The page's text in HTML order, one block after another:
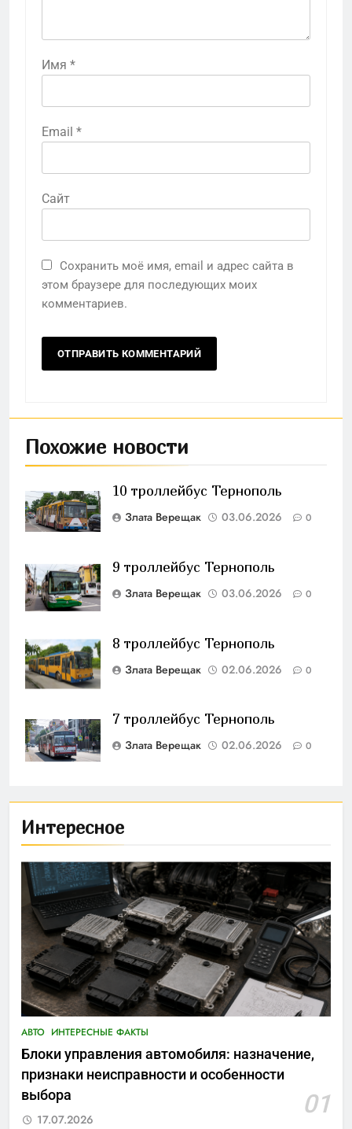
Имя *
Email *
Сайт
Сохранить моё имя, email и адрес сайта в
этом браузере для последующих моих
комментариев.
Похожие новости
10 троллейбус Тернополь
Злата Верещак 03.06.2026 0
9 троллейбус Тернополь
Злата Верещак 03.06.2026 0
8 троллейбус Тернополь
Злата Верещак 02.06.2026 0
7 троллейбус Тернополь
Злата Верещак 02.06.2026 0
Интересное
АВТО ИНТЕРЕСНЫЕ ФАКТЫ
Блоки управления автомобиля: назначение,
признаки неисправности и особенности
выбора
01
17.07.2026